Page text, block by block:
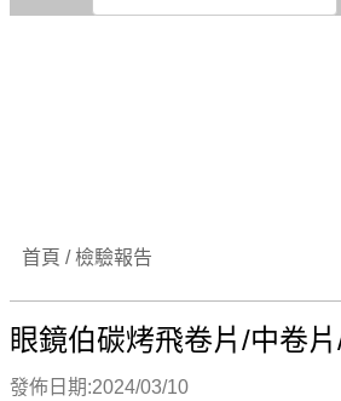
首頁 / 檢驗報告
眼鏡伯碳烤飛卷片/中卷
發佈日期:2024/03/10